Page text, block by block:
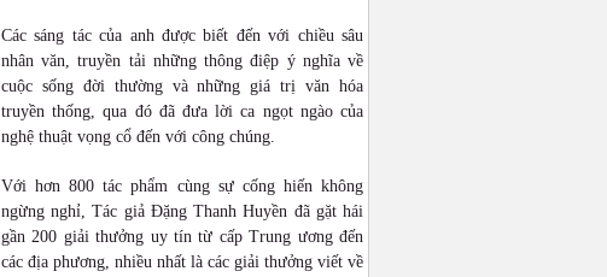
Các sáng tác của anh được biết đến với chiều sâu
nhân văn, truyền tải những thông điệp ý nghĩa về
cuộc sống đời thường và những giá trị văn hóa
truyền thống, qua đó đã đưa lời ca ngọt ngào của
nghệ thuật vọng cổ đến với công chúng.
Với hơn 800 tác phẩm cùng sự cống hiến không
ngừng nghỉ, Tác giả Đặng Thanh Huyền đã gặt hái
gần 200 giải thưởng uy tín từ cấp Trung ương đến
các địa phương, nhiều nhất là các giải thưởng viết về